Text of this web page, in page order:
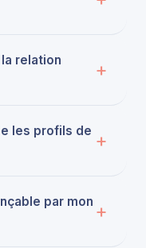
relation
les profils de
par mon